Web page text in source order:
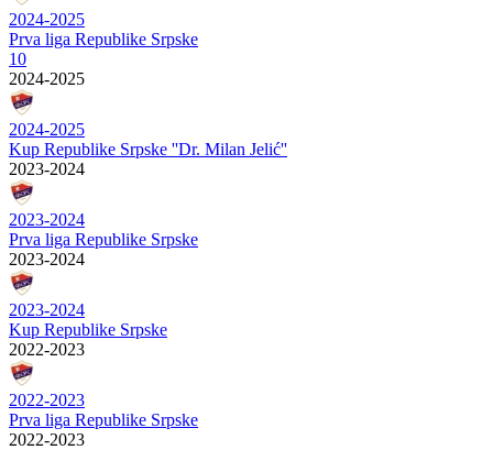
2024-2025
Prva liga Republike Srpske
10
2024-2025
2024-2025
Kup Republike Srpske ''Dr. Milan Jelić''
2023-2024
2023-2024
Prva liga Republike Srpske
2023-2024
2023-2024
Kup Republike Srpske
2022-2023
2022-2023
Prva liga Republike Srpske
2022-2023